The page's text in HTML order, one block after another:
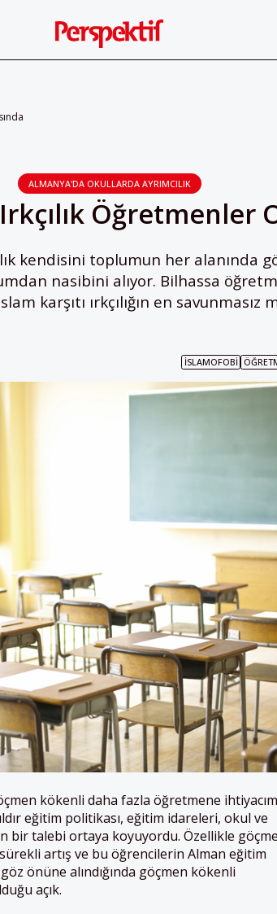
ALMANYA'DA OKULLARDA AYRIMCILIK
Öğretmenler
kendisini toplumun her alanında
nasibini alıyor. Bilhassa
karşıtı ırkçılığın en savunmasız
İSLAMOFOBI
kökenli daha fazla öğretmene
eğitim politikası, eğitim idareleri, okul ve
bir talebi ortaya koyuyordu. Özellikle
artış ve bu öğrencilerin Alman eğitim
önüne alındığında göçmen kökenli
açık.